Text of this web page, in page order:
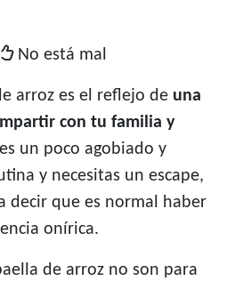
No está mal
arroz es el reflejo de una
con tu familia y
un poco agobiado y
y necesitas un escape,
decir que es normal haber
onírica.
de arroz no son para